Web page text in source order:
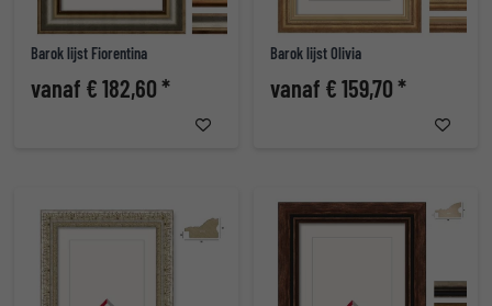
Barok lijst Fiorentina
vanaf € 182,60 *
Barok lijst Olivia
vanaf € 159,70 *